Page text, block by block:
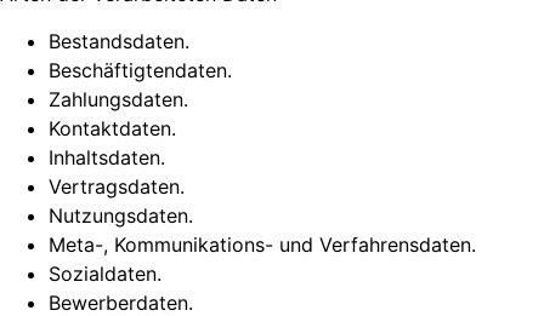
Bestandsdaten.
Beschäftigtendaten.
Zahlungsdaten.
Kontaktdaten.
Inhaltsdaten.
Vertragsdaten.
Nutzungsdaten.
Meta-, Kommunikations- und Verfahrensdaten.
Sozialdaten.
Bewerberdaten.